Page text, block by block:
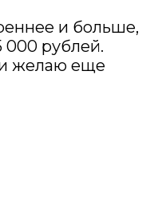
и больше,
000 рублей.
и желаю еще